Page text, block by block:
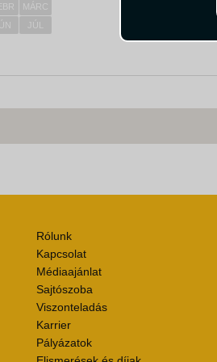
MÁRC
JÚL
Rólunk
Kapcsolat
Médiaajánlat
Sajtószoba
Viszonteladás
Karrier
Pályázatok